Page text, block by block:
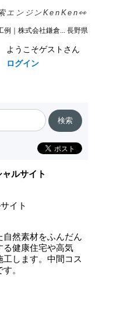
エンジンKenKen👀
例｜株式会社鎌倉... 長野県
ようこそゲストさん
ログイン
ルサイト
イト
然素材をふんだん
る健康住宅や高気
します。中間コス
。